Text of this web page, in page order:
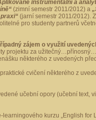
instrumentální a
(zimní semestr 2011/2012) a
(jarní semestr 2011/2012).
pro studenty partnerů
zájem o využití
projektu za
některého z uvedených
cvičení některého z
učební opory (učební text,
kurzu „English for